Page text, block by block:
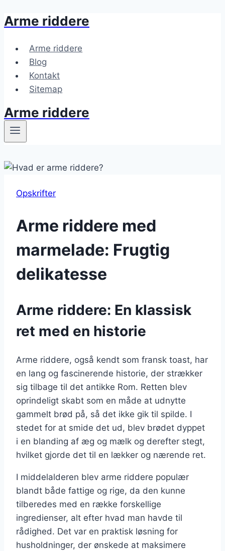
Fortsæt
indhold
Arme riddere
Arme riddere
Blog
Kontakt
Sitemap
Arme riddere
Opskrifter
Arme riddere med
marmelade: Frugtig
delikatesse
Arme riddere: En klassisk
ret med en historie
Arme riddere, også kendt som fransk toast, har
en lang og fascinerende historie, der strækker
sig tilbage til det antikke Rom. Retten blev
oprindeligt skabt som en måde at udnytte
gammelt brød på, så det ikke gik til spilde. I
stedet for at smide det ud, blev brødet dyppet
i en blanding af æg og mælk og derefter stegt,
hvilket gjorde det til en lækker og nærende ret.
I middelalderen blev arme riddere populær
blandt både fattige og rige, da den kunne
tilberedes med en række forskellige
ingredienser, alt efter hvad man havde til
rådighed. Det var en praktisk løsning for
husholdninger, der ønskede at maksimere